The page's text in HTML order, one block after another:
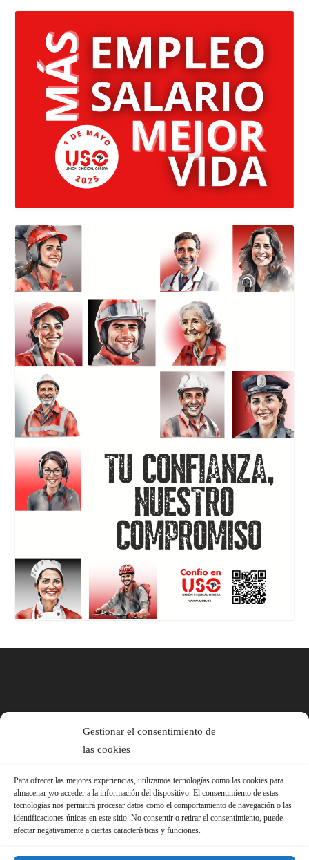
Gestionar el consentimiento de
las cookies
Para ofrecer las mejores experiencias, utilizamos tecnologías como las cookies para
almacenar y/o acceder a la información del dispositivo. El consentimiento de estas
tecnologías nos permitirá procesar datos como el comportamiento de navegación o las
identificaciones únicas en este sitio. No consentir o retirar el consentimiento, puede
afectar negativamente a ciertas características y funciones.